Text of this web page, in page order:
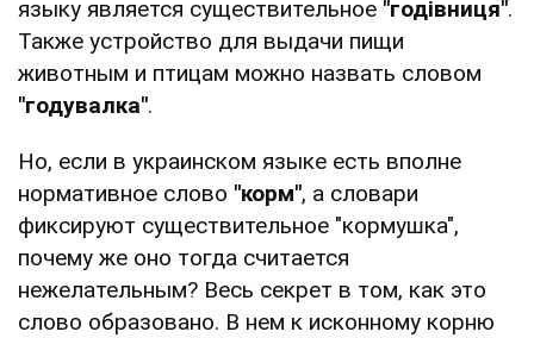
языку является существительное "годівниця".
Также устройство для выдачи пищи
животным и птицам можно назвать словом
"годувалка".
Но, если в украинском языке есть вполне
нормативное слово "корм", а словари
фиксируют существительное "кормушка",
почему же оно тогда считается
нежелательным? Весь секрет в том, как это
слово образовано. В нем к исконному корню